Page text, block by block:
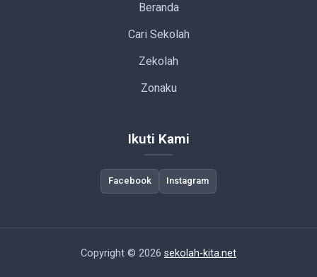
Beranda
Cari Sekolah
Zekolah
Zonaku
Ikuti Kami
Facebook Instagram
Copyright © 2026 sekolah-kita.net